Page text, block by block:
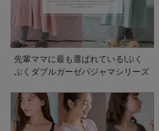
先輩ママに最も選ばれている!ぷく
ぷくダブルガーゼパジャマシリーズ